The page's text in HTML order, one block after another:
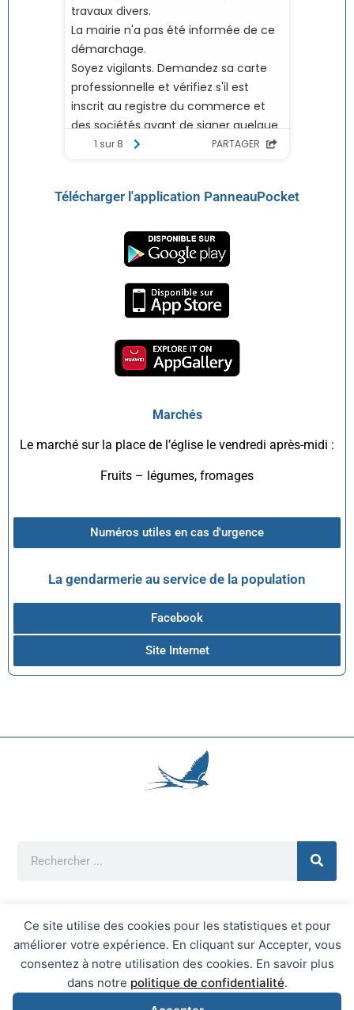
Ce site utilise des cookies pour les statistiques et pour
améliorer votre expérience. En cliquant sur Accepter, vous
consentez à notre utilisation des cookies. En savoir plus
dans notre politique de confidentialité.
Télécharger l'application PanneauPocket
Marchés
Le marché sur la place de l’église le vendredi après-midi :
Fruits – légumes, fromages
Numéros utiles en cas d'urgence
La gendarmerie au service de la population
Facebook
Site Internet
Mentions Légales
Mairie d'Écrainville © 2026 Tous Droits Réservés